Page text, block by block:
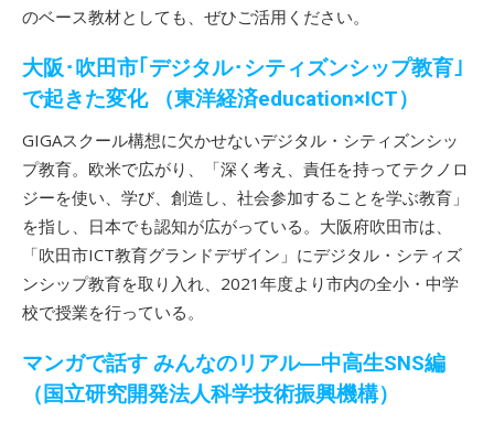
のベース教材としても、ぜひご活用ください。
大阪･吹田市｢デジタル･シティズンシップ教育｣
で起きた変化 （東洋経済education×ICT）
GIGAスクール構想に欠かせないデジタル・シティズンシッ
プ教育。欧米で広がり、「深く考え、責任を持ってテクノロ
ジーを使い、学び、創造し、社会参加することを学ぶ教育」
を指し、日本でも認知が広がっている。大阪府吹田市は、
「吹田市ICT教育グランドデザイン」にデジタル・シティズ
ンシップ教育を取り入れ、2021年度より市内の全小・中学
校で授業を行っている。
マンガで話す みんなのリアル―中高生SNS編
（国立研究開発法人科学技術振興機構）